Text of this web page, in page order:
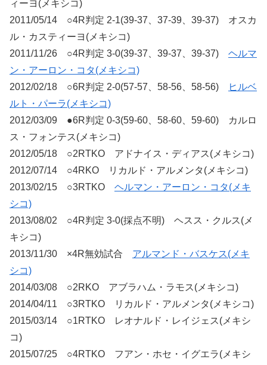
ィーヨ(メキシコ)
2011/05/14 ○4R判定 2-1(39-37、37-39、39-37) オスカ
ル・カスティーヨ(メキシコ)
2011/11/26 ○4R判定 3-0(39-37、39-37、39-37) ヘルマ
ン・アーロン・コタ(メキシコ)
2012/02/18 ○6R判定 2-0(57-57、58-56、58-56)
ヒルベ
ルト・パーラ(メキシコ)
2012/03/09 ●6R判定 0-3(59-60、58-60、59-60) カルロ
ス・フォンテス(メキシコ)
2012/05/18 ○2RTKO アドナイス・ディアス(メキシコ)
2012/07/14 ○4RKO リカルド・アルメンタ(メキシコ)
2013/02/15 ○3RTKO ヘルマン・アーロン・コタ(メキ
シコ)
2013/08/02 ○4R判定 3-0(採点不明) ヘスス・クルス(メ
キシコ)
2013/11/30 ×4R無効試合 アルマンド・バスケス(メキ
シコ)
2014/03/08 ○2RKO アブラハム・ラモス(メキシコ)
2014/04/11 ○3RTKO リカルド・アルメンタ(メキシコ)
2015/03/14 ○1RTKO レオナルド・レイジェス(メキシ
コ)
2015/07/25 ○4RTKO フアン・ホセ・イグエラ(メキシ